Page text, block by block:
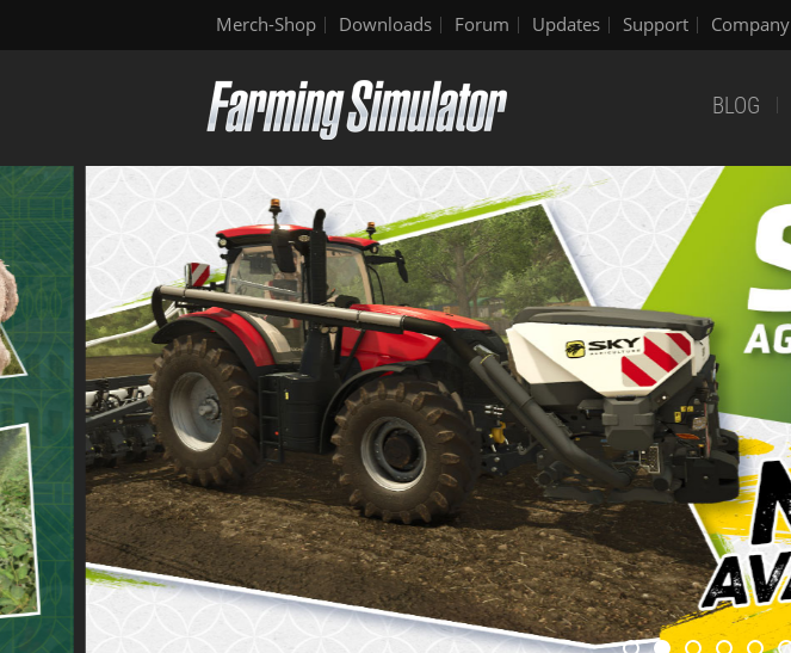
Merch-Shop Downloads Forum Updates Support Company
BLOG